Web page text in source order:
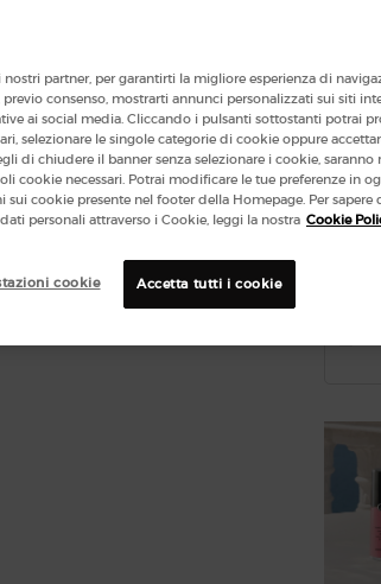
464 le
Prezzo
67,00
Prezzo
−
partner, per garantirti la migliore esperienza di
consenso, mostrarti annunci personalizzati sui siti
ai social media. Cliccando i pulsanti sottostanti potrai
selezionare le singole categorie di cookie oppure
di chiudere il banner senza selezionare i cookie, saranno
cookie necessari. Potrai modificare le tue preferenze in
cookie presente nel footer della Homepage. Per sapere
personali attraverso i Cookie, leggi la nostra Cookie
cookie Accetta tutti i cookie